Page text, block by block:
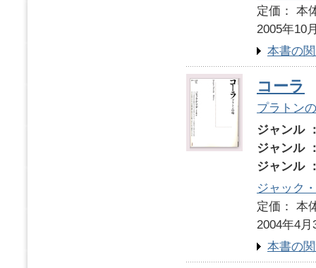
定価：
2005年10
本書の
コーラ
プラトン
ジャンル
ジャンル
ジャンル
ジャック
定価：
2004年4月
本書の